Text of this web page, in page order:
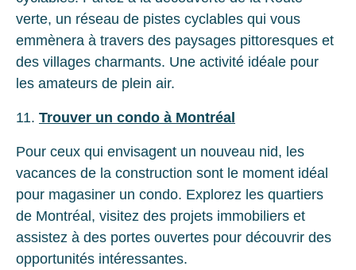
verte, un réseau de pistes cyclables qui vous
emmènera à travers des paysages pittoresques et
des villages charmants. Une activité idéale pour
les amateurs de plein air.
11. Trouver un condo à Montréal
Pour ceux qui envisagent un nouveau nid, les
vacances de la construction sont le moment idéal
pour magasiner un condo. Explorez les quartiers
de Montréal, visitez des projets immobiliers et
assistez à des portes ouvertes pour découvrir des
opportunités intéressantes.